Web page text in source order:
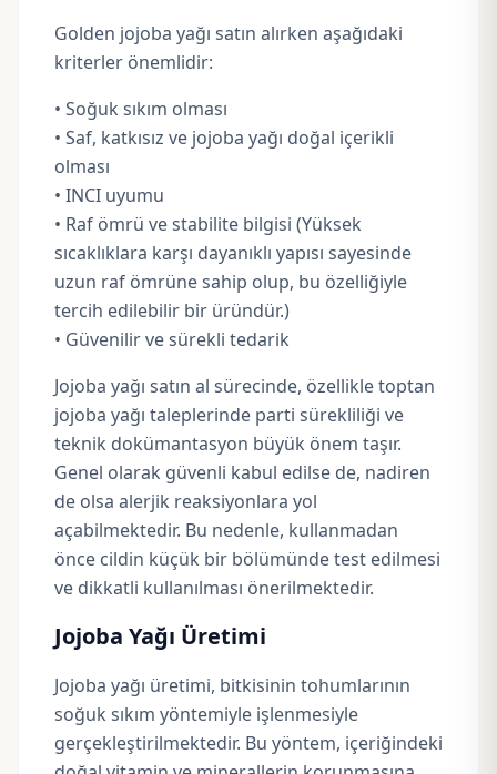
Golden jojoba yağı satın alırken aşağıdaki
kriterler önemlidir:
• Soğuk sıkım olması
• Saf, katkısız ve jojoba yağı doğal içerikli
olması
• INCI uyumu
• Raf ömrü ve stabilite bilgisi (Yüksek
sıcaklıklara karşı dayanıklı yapısı sayesinde
uzun raf ömrüne sahip olup, bu özelliğiyle
tercih edilebilir bir üründür.)
• Güvenilir ve sürekli tedarik
Jojoba yağı satın al sürecinde, özellikle toptan
jojoba yağı taleplerinde parti sürekliliği ve
teknik dokümantasyon büyük önem taşır.
Genel olarak güvenli kabul edilse de, nadiren
de olsa alerjik reaksiyonlara yol
açabilmektedir. Bu nedenle, kullanmadan
önce cildin küçük bir bölümünde test edilmesi
ve dikkatli kullanılması önerilmektedir.
Jojoba Yağı Üretimi
Jojoba yağı üretimi, bitkisinin tohumlarının
soğuk sıkım yöntemiyle işlenmesiyle
gerçekleştirilmektedir. Bu yöntem, içeriğindeki